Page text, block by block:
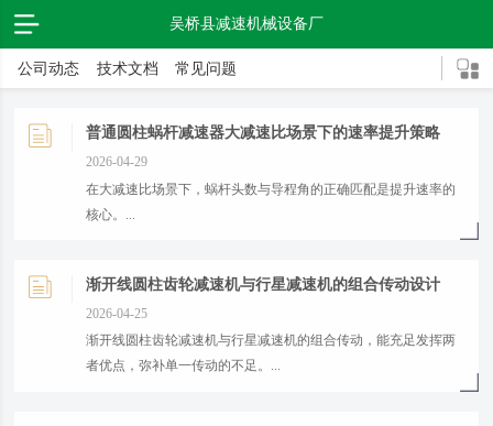
吴桥县减速机械设备厂
公司动态 技术文档 常见问题
普通圆柱蜗杆减速器大减速比场景下的速率提升策略
2026-04-29
在大减速比场景下，蜗杆头数与导程角的正确匹配是提升速率的
核心。...
渐开线圆柱齿轮减速机与行星减速机的组合传动设计
2026-04-25
渐开线圆柱齿轮减速机与行星减速机的组合传动，能充足发挥两
者优点，弥补单一传动的不足。...